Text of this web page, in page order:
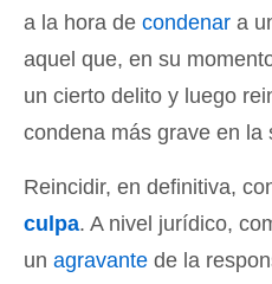
a la hora de condenar a
aquel que, en su
un cierto delito y luego
condena más grave en la
Reincidir, en definitiva,
culpa. A nivel jurídico,
un agravante de la